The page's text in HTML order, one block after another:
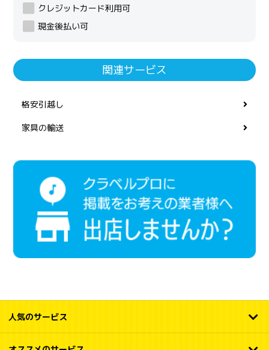
クレジットカード利用可
現金後払い可
関連サービス
格安引越し
家具の輸送
人気のサービス